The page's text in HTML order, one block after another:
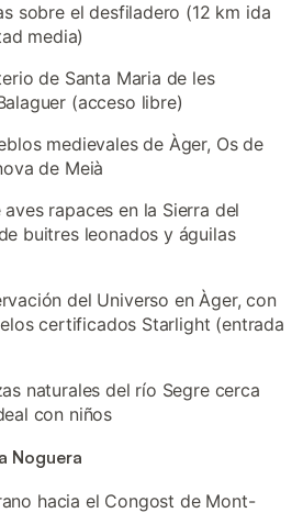
sobre el desfiladero (12 km ida
media)
de Santa Maria de les
(acceso libre)
medievales de Àger, Os de
de Meià
rapaces en la Sierra del
buitres leonados y águilas
del Universo en Àger, con
certificados Starlight (entrada
naturales del río Segre cerca
con niños
Noguera
hacia el Congost de Mont-